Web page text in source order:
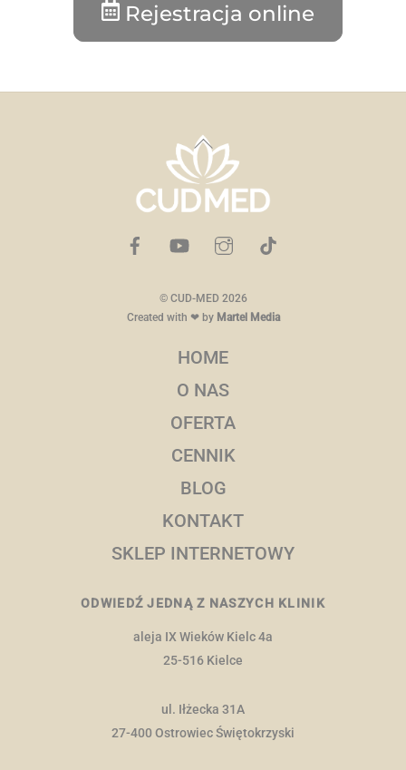
Rejestracja online
Back
To
Top
© CUD-MED 2026
Created with ❤ by Martel Media
HOME
O NAS
OFERTA
CENNIK
BLOG
KONTAKT
SKLEP INTERNETOWY
ODWIEDŹ JEDNĄ Z NASZYCH KLINIK
aleja IX Wieków Kielc 4a
25-516 Kielce
ul. Iłżecka 31A
27-400 Ostrowiec Świętokrzyski